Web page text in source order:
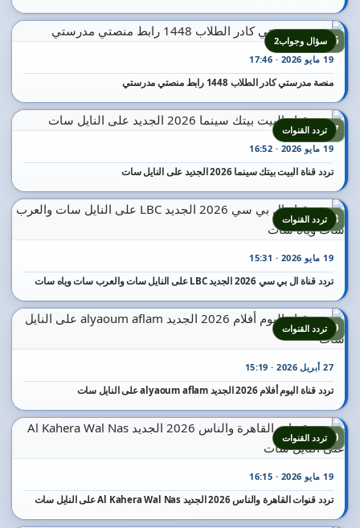
16
19 مايو 2026 · 17:46
منصة مدرستي كادر الطلاب 1448 رابط منصتي مدرستي
سؤال وجواب2
17
19 مايو 2026 · 16:52
تردد قناة البيت بيتك سينما 2026 الجديد على النايل سات
تردد القنوات
18
19 مايو 2026 · 15:31
تردد قناة ال بي سي 2026 الجديد LBC على النايل سات والعرب سات وياه سات
تردد القنوات
19
27 أبريل 2026 · 15:19
تردد قناة اليوم أفلام 2026 الجديد alyaoum aflam على النايل سات
تردد القنوات
20
19 مايو 2026 · 16:15
تردد قنوات القاهرة والناس 2026 الجديد Al Kahera Wal Nas على النايل سات
تردد القنوات